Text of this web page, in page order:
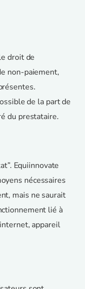
droit de
non-paiement,
de la part de
du prestataire.
Equiinnovate
nécessaires
mais ne saurait
lié à
appareil